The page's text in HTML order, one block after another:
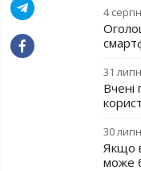
4
31
Вчені
30
Якщо
може